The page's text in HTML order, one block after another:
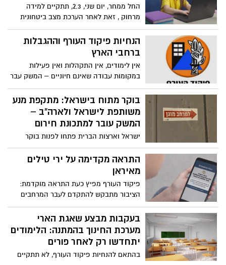
החל ממחר, יום שני, 2.3, תתקיים למידה
מרחוק , זאת לאחר הערכת מצב ביטחונית
שנערכה בהובלת שר החינוך ומנכ"ל משרד
החינוך, ובהתאם להנחיות פיקוד העורף
שלפיהן לא תתקיים פעילות חינוכית פיזית,
נקבע מתווה הלמידה מרחוק לימים הקרובים
עבור כלל מערכת החינוך.
הנחיות פיקוד העורף וההגבלות
ברחבי הארץ
אין לימודים, אין התקהלות ואין פעילות
במקומות עבודה שאינם חיוניים – המשק עבר
למתכונת חירום עד יום שני בערב
בוקר מתוח בישראל: מתקפת מנע
משותפת לישראל ולארה"ב –
המשק עובר למתכונת חירום
ישראל וארצות הברית פתחו לפנות בוקר
(שבת) במתקפת מנע נגד יעדים באיראן, זאת
על רקע הערכות במערכת הביטחון בדבר איום
מיידי. בצה״ל ובדרג המדיני מגדירים את
התראה מקדימה על ירי טילים
מאיראן
פיקוד העורף מפיץ כעת התראה מוקדמת:
הציבור מתבקש להתקדם לעבר המרחבים
המוגנים ולהיערך לכניסה מיידית עם הישמע
אזעקה
בעקבות מבצע שאגת הארי
מערכת החינוך בהמתנה: הלימודים
יתחדשו רק לאחר פורים
בהתאם להנחיות פיקוד העורף, לא תתקיים